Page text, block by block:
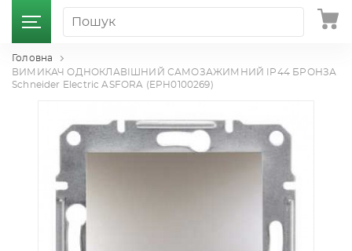
Головна
ВИМИКАЧ ОДНОКЛАВІШНИЙ САМОЗАЖИМНИЙ IP44 БРОНЗА
Schneider Electric ASFORA (EPH0100269)